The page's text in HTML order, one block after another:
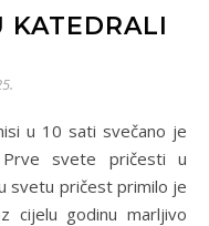
KATEDRALI
Prve svete pričesti u
svetu pričest primilo je
cijelu godinu marljivo